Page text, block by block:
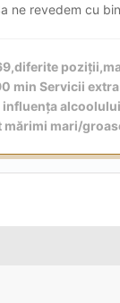
ne revedem cu
min Servicii
mari/